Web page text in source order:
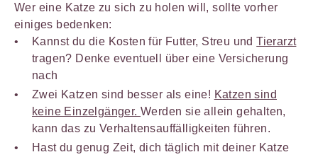
Wer eine Katze zu sich zu holen will, sollte vorher
einiges bedenken:
Kannst du die Kosten für Futter, Streu undTierarzt
tragen? Denke eventuell über eine Versicherung
nach
Zwei Katzen sind besser als eine! Katzen sind
keine Einzelgänger. Werden sie allein gehalten,
kann das zu Verhaltensauffälligkeiten führen.
Hast du genug Zeit, dich täglich mit deiner Katze